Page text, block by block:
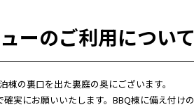
ーのご利用について
棟の裏口を出た裏庭の奥にございます。
実にお願いいたします。BBQ棟に備え付けの